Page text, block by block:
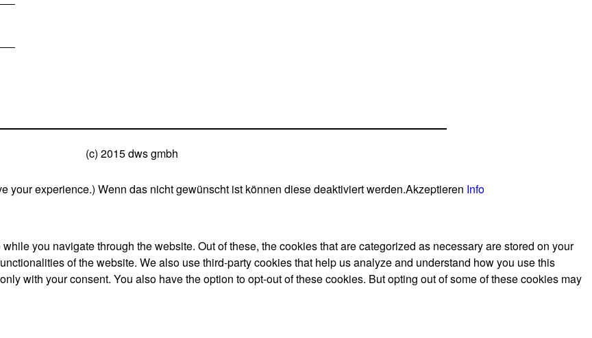
(c) 2015 dws gmbh
experience.) Wenn das nicht gewünscht ist können diese deaktiviert werden.Akzeptieren Info
you navigate through the website. Out of these, the cookies that are categorized as necessary are stored on your
of the website. We also use third-party cookies that help us analyze and understand how you use this
with your consent. You also have the option to opt-out of these cookies. But opting out of some of these cookies may